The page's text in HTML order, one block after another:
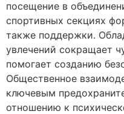
посещение в
спортивных секциях
также поддержки.
увлечений сокращает
помогает созданию
Общественное
ключевым
отношению к